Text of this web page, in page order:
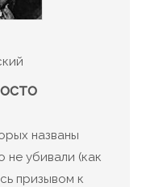
названы
не убивали (как
призывом к